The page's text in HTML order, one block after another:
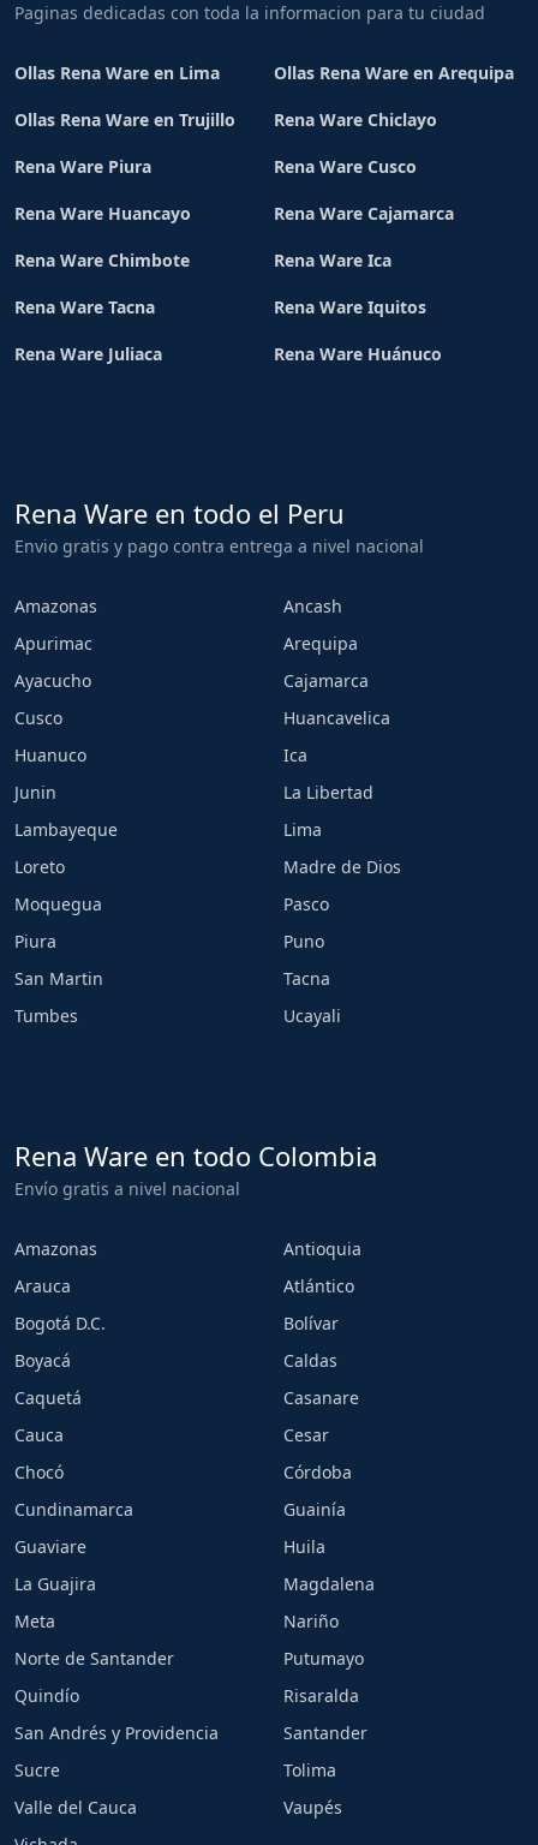
Paginas dedicadas con toda la informacion para tu ciudad
Ollas Rena Ware en Lima Ollas Rena Ware en Arequipa
Ollas Rena Ware en Trujillo Rena Ware Chiclayo
Rena Ware Piura Rena Ware Cusco
Rena Ware Huancayo Rena Ware Cajamarca
Rena Ware Chimbote Rena Ware Ica
Rena Ware Tacna Rena Ware Iquitos
Rena Ware Juliaca Rena Ware Huánuco
Rena Ware en todo el Peru
Envio gratis y pago contra entrega a nivel nacional
Amazonas
Ancash
Apurimac
Arequipa
Ayacucho
Cajamarca
Cusco
Huancavelica
Huanuco
Ica
Junin
La Libertad
Lambayeque
Lima
Loreto
Madre de Dios
Moquegua
Pasco
Piura
Puno
San Martin
Tacna
Tumbes
Ucayali
Rena Ware en todo Colombia
Envío gratis a nivel nacional
Amazonas
Antioquia
Arauca
Atlántico
Bogotá D.C.
Bolívar
Boyacá
Caldas
Caquetá
Casanare
Cauca
Cesar
Chocó
Córdoba
Cundinamarca
Guainía
Guaviare
Huila
La Guajira
Magdalena
Meta
Nariño
Norte de Santander
Putumayo
Quindío
Risaralda
San Andrés y Providencia
Santander
Sucre
Tolima
Valle del Cauca
Vaupés